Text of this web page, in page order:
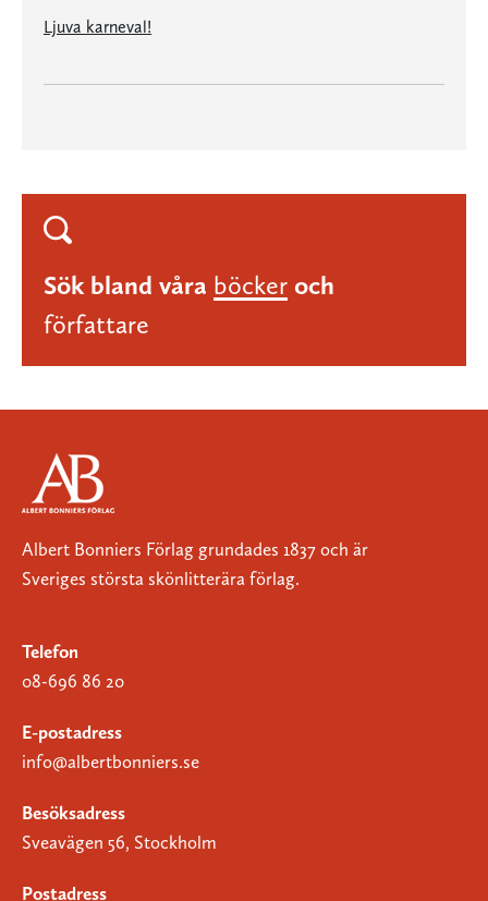
Ljuva karneval!
Sök bland våra böcker och
författare
Albert Bonniers Förlag grundades 1837 och är
Sveriges största skönlitterära förlag.
Telefon
08-696 86 20
E-postadress
info@albertbonniers.se
Besöksadress
Sveavägen 56, Stockholm
Postadress